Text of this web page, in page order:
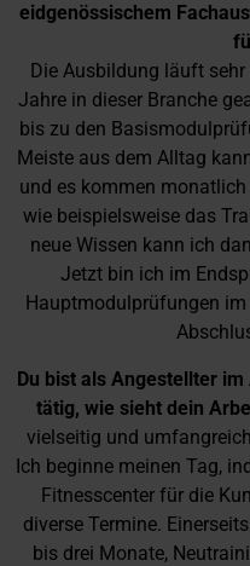
eidgenössischem
Die Ausbildung läuft
Jahre in dieser Branche
bis zu den
Meiste aus dem Alltag
und es kommen
wie beispielsweise das
neue Wissen kann ich
Jetzt bin ich im
Hauptmodulprüfungen
Du bist als Angestellter im
tätig, wie sieht dein
vielseitig und
Ich beginne meinen Tag,
Fitnesscenter für die
diverse Termine.
bis drei Monate,